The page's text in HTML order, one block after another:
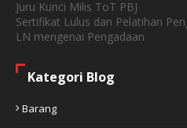
Juru Kunci Milis ToT PBJ
Sertifikat Lulus dan Pelatihan
LN mengenai Pengadaan
Kategori Blog
Barang